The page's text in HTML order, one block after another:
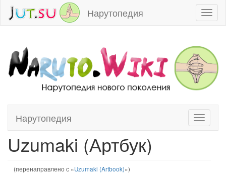
Нарутопедия
Toggle
Нарутопедия
Перейти к:навигация,поиск
Uzumaki (Артбук)
(перенаправлено с «Uzumaki (Artbook)»)